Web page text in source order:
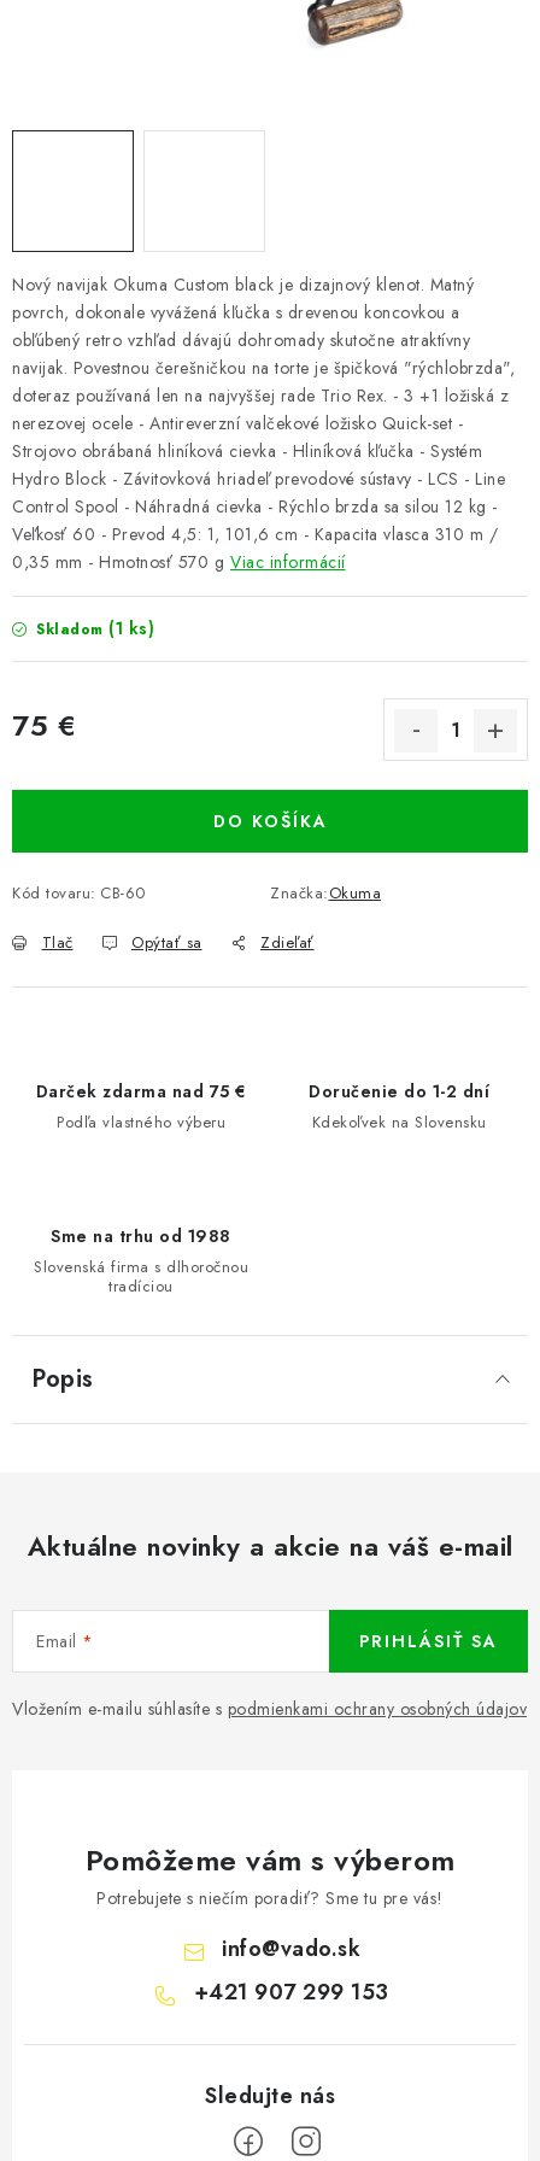
PRÍVLAČ
PRÚTY
KONTAKTY
ZNAČKY
Navštívte našu predajňu vo Dvoroch nad Žitavou »
Nový navijak Okuma Custom black je dizajnový klenot. Matný
povrch, dokonale vyvážená kľučka s drevenou koncovkou a
obľúbený retro vzhľad dávajú dohromady skutočne atraktívny
navijak. Povestnou čerešničkou na torte je špičková "rýchlobrzda",
doteraz používaná len na najvyššej rade Trio Rex. - 3 +1 ložiská z
nerezovej ocele - Antireverzní valčekové ložisko Quick-set -
Strojovo obrábaná hliníková cievka - Hliníková kľučka - Systém
Hydro Block - Závitovková hriadeľ prevodové sústavy - LCS - Line
Control Spool - Náhradná cievka - Rýchlo brzda sa silou 12 kg -
Veľkosť 60 - Prevod 4,5: 1, 101,6 cm - Kapacita vlasca 310 m /
0,35 mm - Hmotnosť 570 g Viac informácií
Skladom (1 ks)
75 €
DO KOŠÍKA
Kód tovaru: CB-60 Značka:Okuma
Tlač Opýtať sa Zdieľať
Darček zdarma nad 75 €
Podľa vlastného výberu
Doručenie do 1-2 dní
Kdekoľvek na Slovensku
Sme na trhu od 1988
Slovenská firma s dlhoročnou
tradíciou
Popis
Aktuálne novinky a akcie na váš e-mail
Email
Vložením e-mailu súhlasíte s podmienkami ochrany osobných údajov
PRIHLÁSIŤ SA
Pomôžeme vám s výberom
Potrebujete s niečím poradiť? Sme tu pre vás!
info@vado.sk
+421 907 299 153